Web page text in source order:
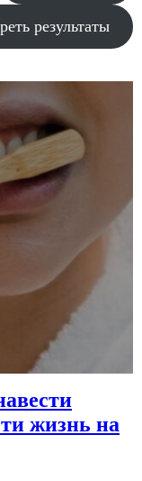
результаты
жизнь на